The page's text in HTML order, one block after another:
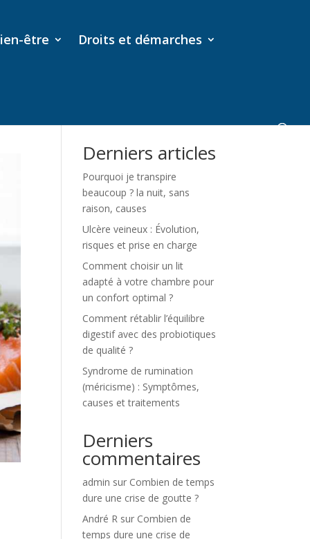
être Droits et démarches
Derniers articles
Pourquoi je transpire
beaucoup ? la nuit, sans
raison, causes
Ulcère veineux : Évolution,
risques et prise en charge
Comment choisir un lit
adapté à votre chambre pour
un confort optimal ?
Comment rétablir l’équilibre
digestif avec des probiotiques
de qualité ?
Syndrome de rumination
(méricisme) : Symptômes,
causes et traitements
Derniers
commentaires
admin sur Combien de temps
dure une crise de goutte ?
André R sur Combien de
temps dure une crise de